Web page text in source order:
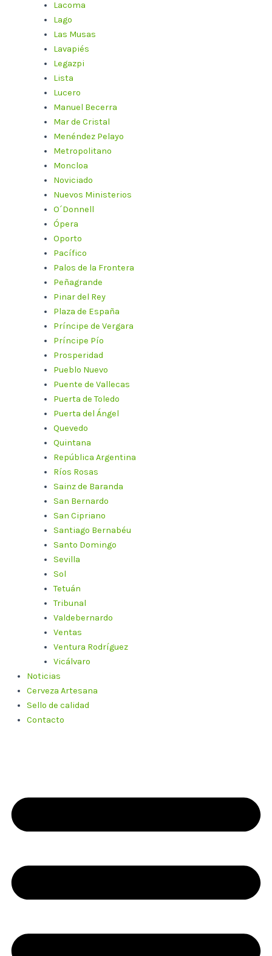
Lacoma
Lago
Las Musas
Lavapiés
Legazpi
Lista
Lucero
Manuel Becerra
Mar de Cristal
Menéndez Pelayo
Metropolitano
Moncloa
Noviciado
Nuevos Ministerios
O´Donnell
Ópera
Oporto
Pacífico
Palos de la Frontera
Peñagrande
Pinar del Rey
Plaza de España
Príncipe de Vergara
Príncipe Pío
Prosperidad
Pueblo Nuevo
Puente de Vallecas
Puerta de Toledo
Puerta del Ángel
Quevedo
Quintana
República Argentina
Ríos Rosas
Sainz de Baranda
San Bernardo
San Cipriano
Santiago Bernabéu
Santo Domingo
Sevilla
Sol
Tetuán
Tribunal
Valdebernardo
Ventas
Ventura Rodríguez
Vicálvaro
Noticias
Cerveza Artesana
Sello de calidad
Contacto